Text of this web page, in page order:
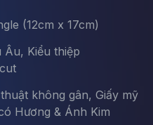
(12cm x 17cm)
Kiểu thiệp
không gân, Giấy mỹ
Hương & Ánh Kim